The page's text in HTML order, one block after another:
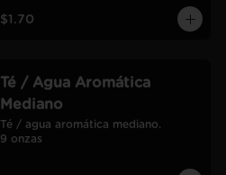
$1.70
Té / Agua Aromática
Mediano
Té / agua aromática mediano.
9 onzas